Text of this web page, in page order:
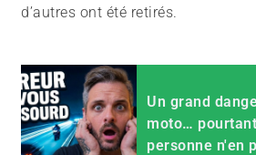
d’autres ont été retirés.
Un grand
moto…
personne n'en